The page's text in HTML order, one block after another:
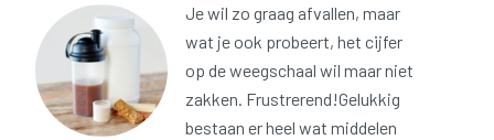
Je wil zo graag afvallen, maar
wat je ook probeert, het cijfer
op de weegschaal wil maar niet
zakken. Frustrerend!Gelukkig
bestaan er heel wat middelen